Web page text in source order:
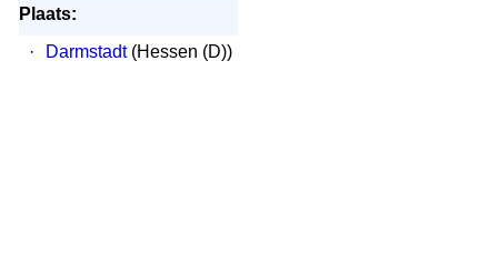
Plaats:
·
Darmstadt(Hessen (D))